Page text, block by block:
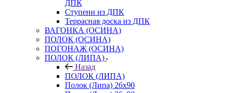
ДПК
Ступени из ДПК
Террасная доска из ДПК
ВАГОНКА (ОСИНА)
ПОЛОК (ОСИНА)
ПОГОНАЖ (ОСИНА)
ПОЛОК (ЛИПА)
Назад
ПОЛОК (ЛИПА)
Полок (Липа) 26х90